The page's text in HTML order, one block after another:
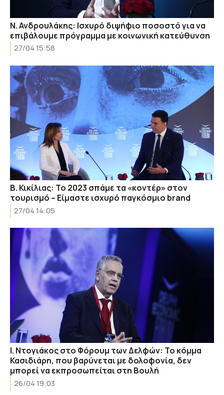
Ν. Ανδρουλάκης: Ισχυρό διψήφιο ποσοστό για να
επιβάλουμε πρόγραμμα με κοινωνική κατεύθυνση
27/04 15:58
Β. Κικίλιας: Το 2023 σπάμε τα «κοντέρ» στον
τουρισμό – Είμαστε ισχυρό παγκόσμιο brand
27/04 14:05
Ι. Ντογιάκος στο Φόρουμ των Δελφών: Το κόμμα
Κασιδιάρη, που βαρύνεται με δολοφονία, δεν
μπορεί να εκπροσωπείται στη Βουλή
26/04 19:03